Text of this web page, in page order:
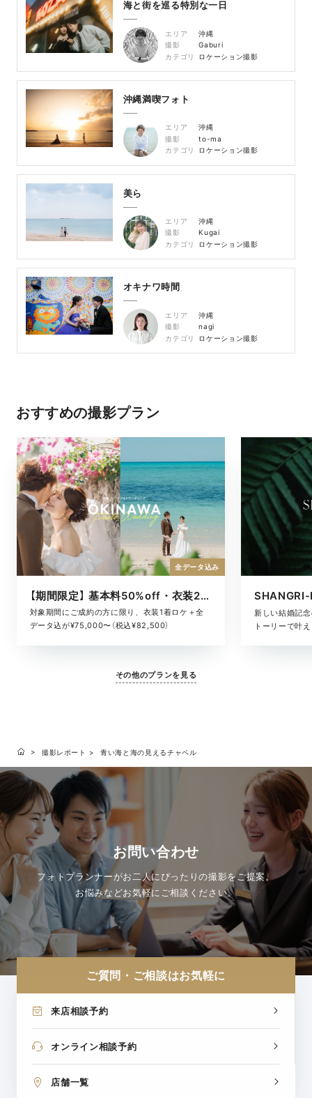
海と街を巡る特別な一日
エリア
沖縄
撮影
Gaburi
カテゴリ
ロケーション撮影
沖縄満喫フォト
エリア
沖縄
撮影
to-ma
カテゴリ
ロケーション撮影
美ら
エリア
沖縄
撮影
Kugai
カテゴリ
ロケーション撮影
オキナワ時間
エリア
沖縄
撮影
nagi
カテゴリ
ロケーション撮影
おすすめの撮影プラン
【期間限定】 基本料50%off・衣装2着ロケ
対象期間にご成約の方に限り、衣装1着ロケ＋全
データ込が¥75,000〜（税込¥82,500）
全データ込み
新しい結婚記念
トーリーで叶
その他のプランを見る
撮影レポート 青い海と海の見えるチャペル
お問い合わせ
フォトプランナーがお二人にぴったりの撮影をご提案。
お悩みなどお気軽にご相談ください。
ご質問・ご相談はお気軽に
来店相談予約
オンライン相談予約
店舗一覧